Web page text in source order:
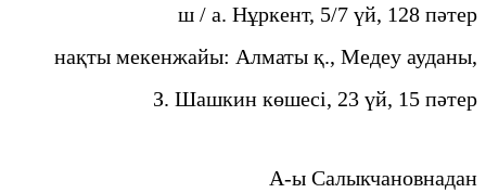
ш / а. Нұркент, 5/7 үй, 128 пәтер
нақты мекенжайы: Алматы қ., Медеу ауданы,
З. Шашкин көшесі, 23 үй, 15 пәтер
А-ы Салыкчановнадан